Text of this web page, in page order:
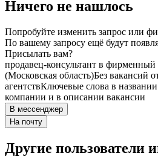
Ничего не нашлось
Попробуйте изменить запрос или
По вашему запросу ещё будут
Присылать вам?
продавец-консультант в фирменный
(Московская область)Без вакансий
агентствКлючевые слова в
компании и в описании вакансии
В мессенджер
На почту
Другие пользователи